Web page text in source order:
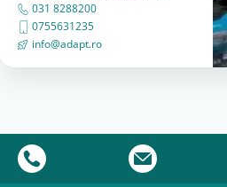
031 8288200
0755631235
info@adapt.ro